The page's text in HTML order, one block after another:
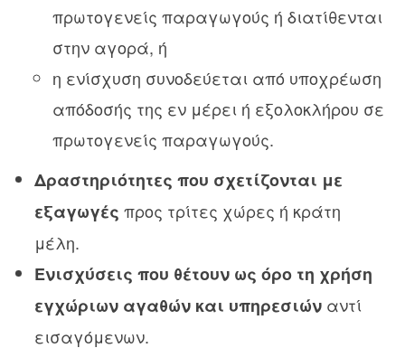
πρωτογενείς παραγωγούς ή διατίθενται
στην αγορά, ή
η ενίσχυση συνοδεύεται από υποχρέωση
απόδοσής της εν μέρει ή εξολοκλήρου σε
πρωτογενείς παραγωγούς.
Δραστηριότητες που σχετίζονται με
εξαγωγές προς τρίτες χώρες ή κράτη
μέλη.
Ενισχύσεις που θέτουν ως όρο τη χρήση
εγχώριων αγαθών και υπηρεσιώναντί
εισαγόμενων.